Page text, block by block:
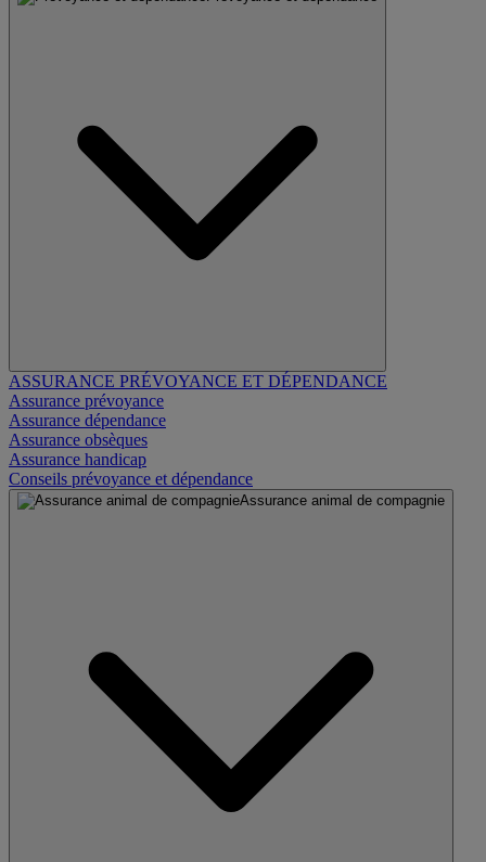
ASSURANCE PRÉVOYANCE ET DÉPENDANCE
Assurance prévoyance
Assurance dépendance
Assurance obsèques
Assurance handicap
Conseils prévoyance et dépendance
Assurance animal de compagnie